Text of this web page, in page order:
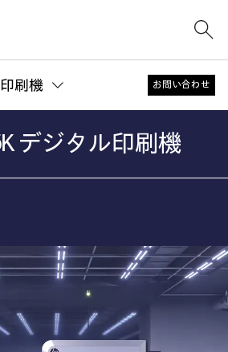
刷機 お問い合わせ
デジタル印刷機